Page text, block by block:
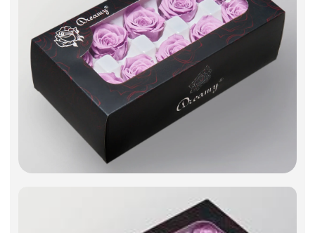
Искусственные цветы и растения
Декоративные вазы, кашпо
Фоамиран
Свечи
Игрушки мягкие